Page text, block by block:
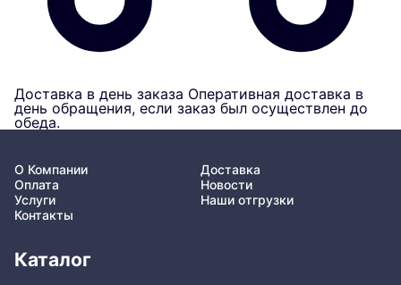
Доставка в день заказа Оперативная доставка в
день обращения, если заказ был осуществлен до
обеда.
О Компании
Доставка
Оплата
Новости
Услуги
Наши отгрузки
Контакты
Каталог